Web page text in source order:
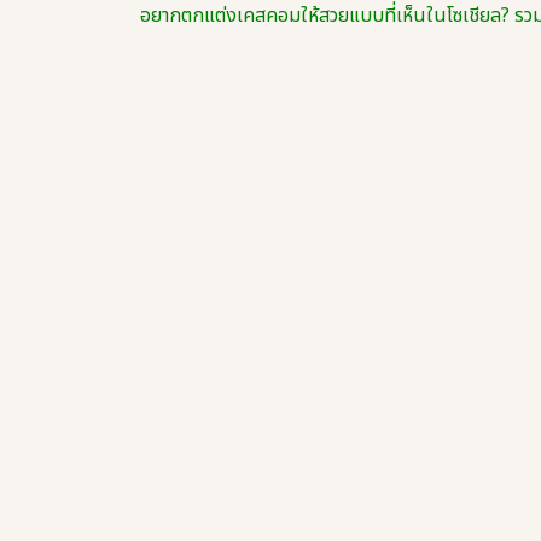
อยากตกแต่งเคสคอมให้สวยแบบที่เห็นในโซเชียล?